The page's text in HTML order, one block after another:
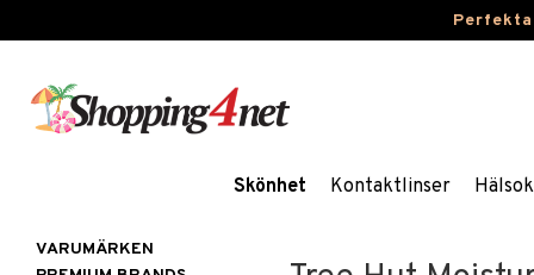
Skönhet Kontaktlinser
VARUMÄRKEN